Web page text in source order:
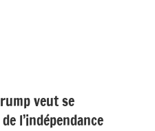
veut se
l’indépendance